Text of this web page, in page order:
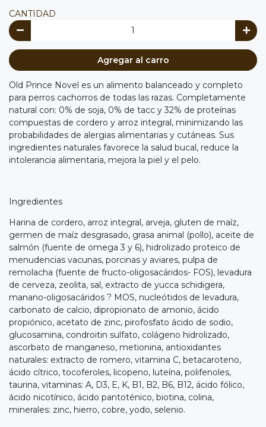
CANTIDAD
Agregar al carro
Old Prince Novel es un alimento balanceado y completo
para perros cachorros de todas las razas. Completamente
natural con: 0% de soja, 0% de tacc y 32% de proteínas
compuestas de cordero y arroz integral, minimizando las
probabilidades de alergias alimentarias y cutáneas. Sus
ingredientes naturales favorece la salud bucal, reduce la
intolerancia alimentaria, mejora la piel y el pelo.
Ingredientes
Harina de cordero, arroz integral, arveja, gluten de maíz,
germen de maíz desgrasado, grasa animal (pollo), aceite de
salmón (fuente de omega 3 y 6), hidrolizado proteico de
menudencias vacunas, porcinas y aviares, pulpa de
remolacha (fuente de fructo-oligosacáridos- FOS), levadura
de cerveza, zeolita, sal, extracto de yucca schidigera,
manano-oligosacáridos ? MOS, nucleótidos de levadura,
carbonato de calcio, dipropionato de amonio, ácido
propiónico, acetato de zinc, pirofosfato ácido de sodio,
glucosamina, condroitin sulfato, colágeno hidrolizado,
ascorbato de manganeso, metionina, antioxidantes
naturales: extracto de romero, vitamina C, betacaroteno,
ácido cítrico, tocoferoles, licopeno, luteína, polifenoles,
taurina, vitaminas: A, D3, E, K, B1, B2, B6, B12, ácido fólico,
ácido nicotínico, ácido pantoténico, biotina, colina,
minerales: zinc, hierro, cobre, yodo, selenio.